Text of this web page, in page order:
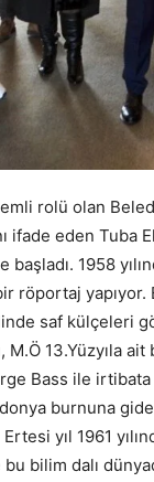
rolü olan
ifade eden Tuba
başladı. 1958
yapıyor.
saf külçeleri
M.Ö 13.Yüzyıla
Bass ile irtibata
burnuna
yıl 1961
bilim dalı